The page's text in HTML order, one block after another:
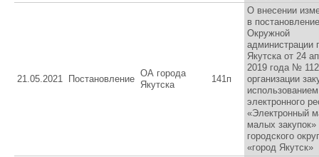
21.05.2021 Постановление
ОА города
Якутска
141п
О внесении
в постановление
Окружной
администрации
Якутска от 24
2019 года №
организации
использованием
электронного
«Электронный
малых закупок»
городского
«город Якутск»